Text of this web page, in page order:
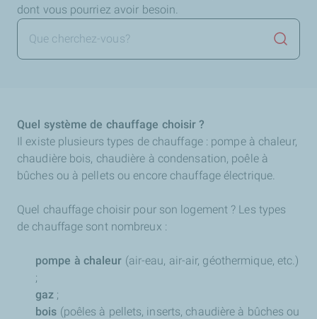
dont vous pourriez avoir besoin.
Quel système de chauffage choisir ?
Il existe plusieurs types de chauffage : pompe à chaleur,
chaudière bois, chaudière à condensation, poêle à
bûches ou à pellets ou encore chauffage électrique.
Quel chauffage choisir pour son logement ? Les types
de chauffage sont nombreux :
pompe à chaleur (air-eau, air-air, géothermique, etc.)
;
gaz ;
bois (poêles à pellets, inserts, chaudière à bûches ou